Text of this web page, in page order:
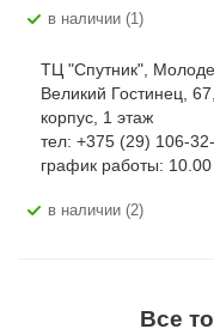
В наличии (1)
ТЦ "Спутник",
Великий Гостинец,
корпус, 1 этаж
тел: +375 (29) 106-
график работы:
В наличии (2)
Все